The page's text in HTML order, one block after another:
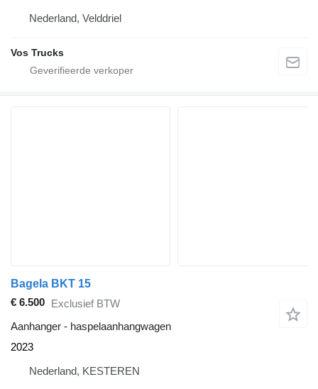
Nederland, Velddriel
Vos Trucks
Bagela BKT 15
€ 6.500 Exclusief BTW
Aanhanger - haspelaanhangwagen
2023
Nederland, KESTEREN